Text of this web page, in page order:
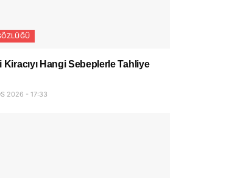
Kiracıyı Hangi Sebeplerle Tahliye
2026 - 17:33